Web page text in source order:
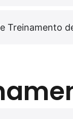
Treinamento